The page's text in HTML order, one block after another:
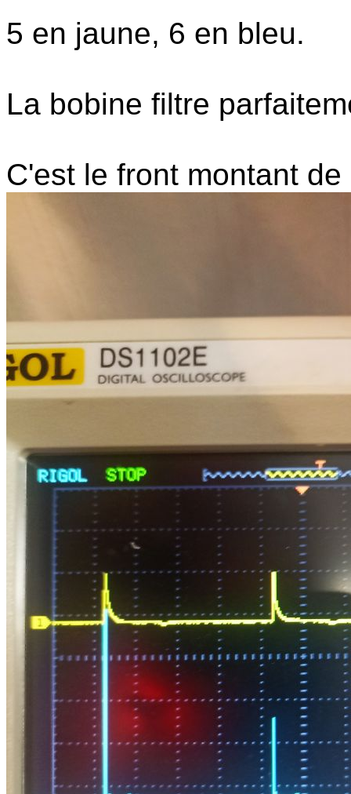
5 en jaune, 6 en bleu.
La bobine filtre
C'est le front montant